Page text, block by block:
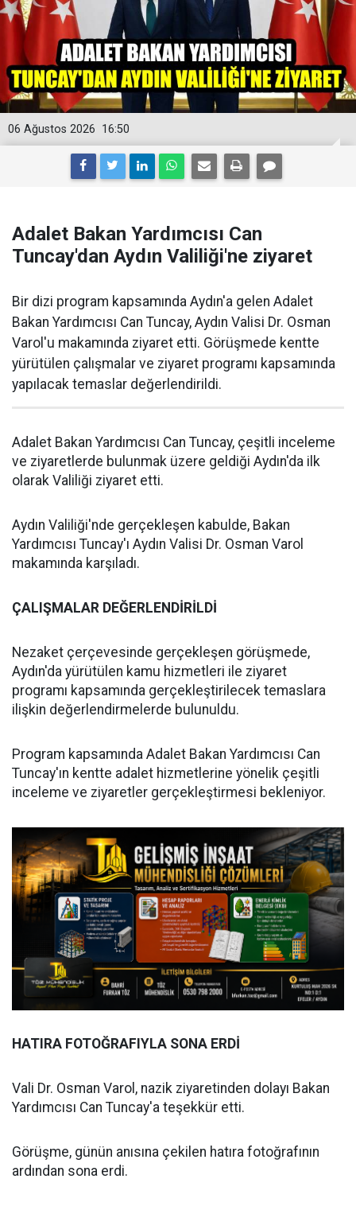
16:50
06 Ağustos 2026
Adalet Bakan Yardımcısı Can
Tuncay'dan Aydın Valiliği'ne ziyaret
Bir dizi program kapsamında Aydın'a gelen Adalet
Bakan Yardımcısı Can Tuncay, Aydın Valisi Dr. Osman
Varol'u makamında ziyaret etti. Görüşmede kentte
yürütülen çalışmalar ve ziyaret programı kapsamında
yapılacak temaslar değerlendirildi.
Adalet Bakan Yardımcısı Can Tuncay, çeşitli inceleme
ve ziyaretlerde bulunmak üzere geldiği Aydın'da ilk
olarak Valiliği ziyaret etti.
Aydın Valiliği'nde gerçekleşen kabulde, Bakan
Yardımcısı Tuncay'ı Aydın Valisi Dr. Osman Varol
makamında karşıladı.
ÇALIŞMALAR DEĞERLENDİRİLDİ
Nezaket çerçevesinde gerçekleşen görüşmede,
Aydın'da yürütülen kamu hizmetleri ile ziyaret
programı kapsamında gerçekleştirilecek temaslara
ilişkin değerlendirmelerde bulunuldu.
Program kapsamında Adalet Bakan Yardımcısı Can
Tuncay'ın kentte adalet hizmetlerine yönelik çeşitli
inceleme ve ziyaretler gerçekleştirmesi bekleniyor.
HATIRA FOTOĞRAFIYLA SONA ERDİ
Vali Dr. Osman Varol, nazik ziyaretinden dolayı Bakan
Yardımcısı Can Tuncay'a teşekkür etti.
Görüşme, günün anısına çekilen hatıra fotoğrafının
ardından sona erdi.